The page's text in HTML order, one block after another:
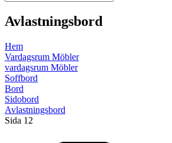
Avlastningsbord
Hem
Vardagsrum Möbler
vardagsrum Möbler
Soffbord
Bord
Sidobord
Avlastningsbord
Sida 12